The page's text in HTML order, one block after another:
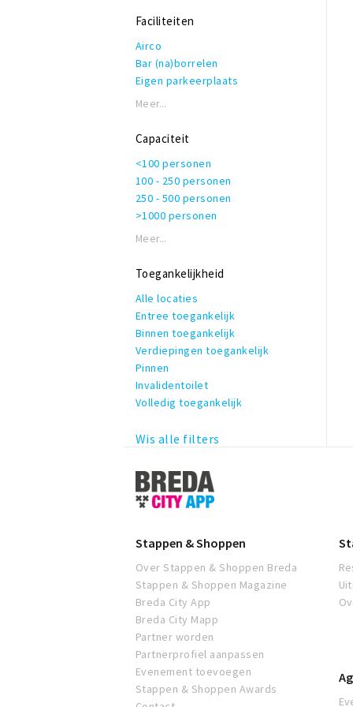
Folk
Faciliteiten
Airco
Bar (na)borrelen
Eigen parkeerplaats
Garderobe
Rolstoeltoegankelijk
Invalidentoilet
Kindvriendelijk
Private dining
Rookruimte
Reserveren mogelijk
Terras of binnentuin
WiFi
Meer...
Capaciteit
<100 personen
100 - 250 personen
250 - 500 personen
>1000 personen
Meer...
Toegankelijkheid
Alle locaties
Entree toegankelijk
Binnen toegankelijk
Verdiepingen toegankelijk
Pinnen
Invalidentoilet
Volledig toegankelijk
Wis alle filters
Stappen
&
Shoppen
Stappen & Shoppen
Over Stappen & Shoppen Breda
Stappen & Shoppen Magazine
Breda City App
Breda City Mapp
Partner worden
Partnerprofiel aanpassen
Evenement toevoegen
Stappen & Shoppen Awards